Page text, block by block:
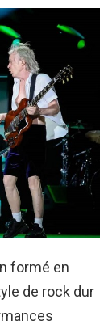
formé en
de rock dur